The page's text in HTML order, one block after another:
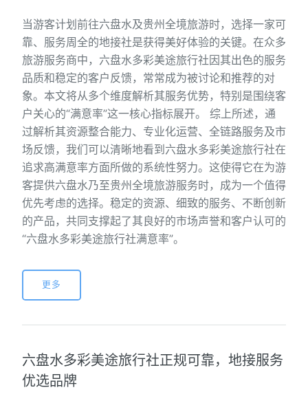
当游客计划前往六盘水及贵州全境旅游时，选择一家可
靠、服务周全的地接社是获得美好体验的关键。在众多
旅游服务商中，六盘水多彩美途旅行社因其出色的服务
品质和稳定的客户反馈，常常成为被讨论和推荐的对
象。本文将从多个维度解析其服务优势，特别是围绕客
户关心的“满意率”这一核心指标展开。 综上所述，通
过解析其资源整合能力、专业化运营、全链路服务及市
场反馈，我们可以清晰地看到六盘水多彩美途旅行社在
追求高满意率方面所做的系统性努力。这使得它在为游
客提供六盘水乃至贵州全境旅游服务时，成为一个值得
优先考虑的选择。稳定的资源、细致的服务、不断创新
的产品，共同支撑起了其良好的市场声誉和客户认可的
“六盘水多彩美途旅行社满意率”。
更多
六盘水多彩美途旅行社正规可靠，地接服务
优选品牌